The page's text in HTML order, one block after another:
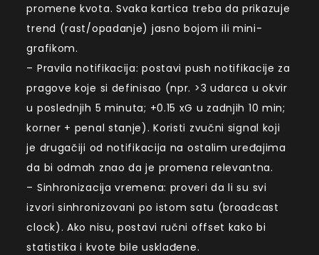
promene kvota. Svaka kartica treba da prikazuje
trend (rast/opadanje) jasno bojom ili mini-
grafikom.
– Pravila notifikacija: postavi push notifikacije za
pragove koje si definisao (npr. >3 udarca u okvir
u poslednjih 5 minuta; +0.15 xG u zadnjih 10 min;
korner + penal stanje). Koristi zvučni signal koji
je drugačiji od notifikacija na ostalim uređajima
da bi odmah znao da je promena relevantna.
– Sinhronizacija vremena: proveri da li su svi
izvori sinhronizovani po istom satu (broadcast
clock). Ako nisu, postavi ručni offset kako bi
statistika i kvote bile usklađene.